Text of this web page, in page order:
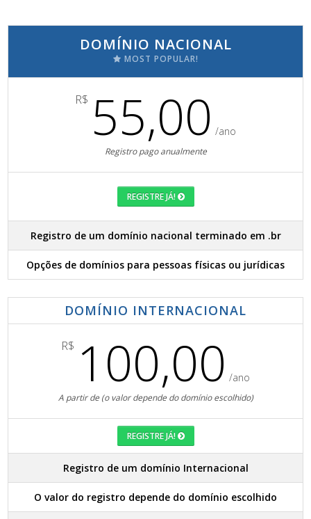
DOMÍNIO NACIONAL
MOST POPULAR!
R$ 55,00 /ano
Registro pago anualmente
REGISTRE JÁ!
Registro de um domínio nacional terminado em .br
Opções de domínios para pessoas físicas ou jurídicas
DOMÍNIO INTERNACIONAL
R$ 100,00 /ano
A partir de (o valor depende do domínio escolhido)
REGISTRE JÁ!
Registro de um domínio Internacional
O valor do registro depende do domínio escolhido